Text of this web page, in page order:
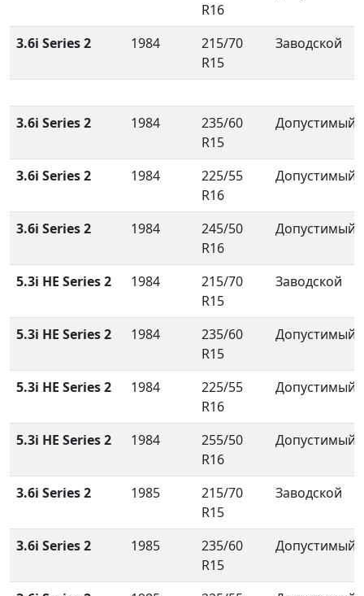
R16
3.6i Series 2 1984
215/70
R15
Заводской
3.6i Series 2 1984
235/60
R15
Допустимый
3.6i Series 2 1984
225/55
R16
Допустимый
3.6i Series 2 1984
245/50
R16
Допустимый
5.3i HE Series 2 1984
215/70
R15
Заводской
5.3i HE Series 2 1984
235/60
R15
Допустимый
5.3i HE Series 2 1984
225/55
R16
Допустимый
5.3i HE Series 2 1984
255/50
R16
Допустимый
3.6i Series 2 1985
215/70
R15
Заводской
3.6i Series 2 1985
235/60
R15
Допустимый